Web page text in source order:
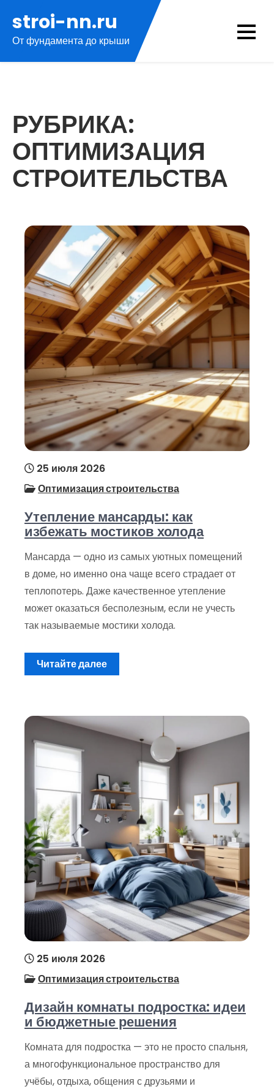
содержимому
stroi-nn.ru
От фундамента до крыши
РУБРИКА:
ОПТИМИЗАЦИЯ
СТРОИТЕЛЬСТВА
25 июля 2026
Оптимизация строительства
Утепление мансарды: как
избежать мостиков холода
Мансарда — одно из самых уютных помещений
в доме, но именно она чаще всего страдает от
теплопотерь. Даже качественное утепление
может оказаться бесполезным, если не учесть
так называемые мостики холода.
Читайте далее
25 июля 2026
Оптимизация строительства
Дизайн комнаты подростка: идеи
и бюджетные решения
Комната для подростка — это не просто спальня,
а многофункциональное пространство для
учёбы, отдыха, общения с друзьями и